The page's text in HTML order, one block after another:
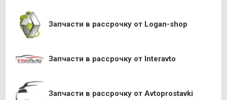
Запчасти в рассрочку от Logan-shop
Запчасти в рассрочку от Interavto
Запчасти в рассрочку от Avtoprostavki